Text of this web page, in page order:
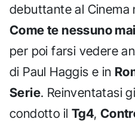
debuttante al Cinema
Come te nessuno mai
per poi farsi vedere
di Paul Haggis e in
Serie. Reinventatasi
condotto il Tg4,